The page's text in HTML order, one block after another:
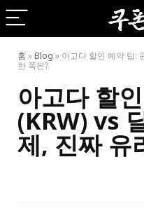
홈 » Blog » 아고다 할인 예약 팁:
한 쪽은?
아고다 할
(KRW) vs
제, 진짜 유